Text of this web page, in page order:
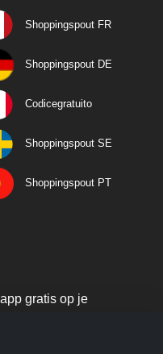
Shoppingspout FR
Shoppingspout DE
Codicegratuito
Shoppingspout SE
Shoppingspout PT
gratis op je